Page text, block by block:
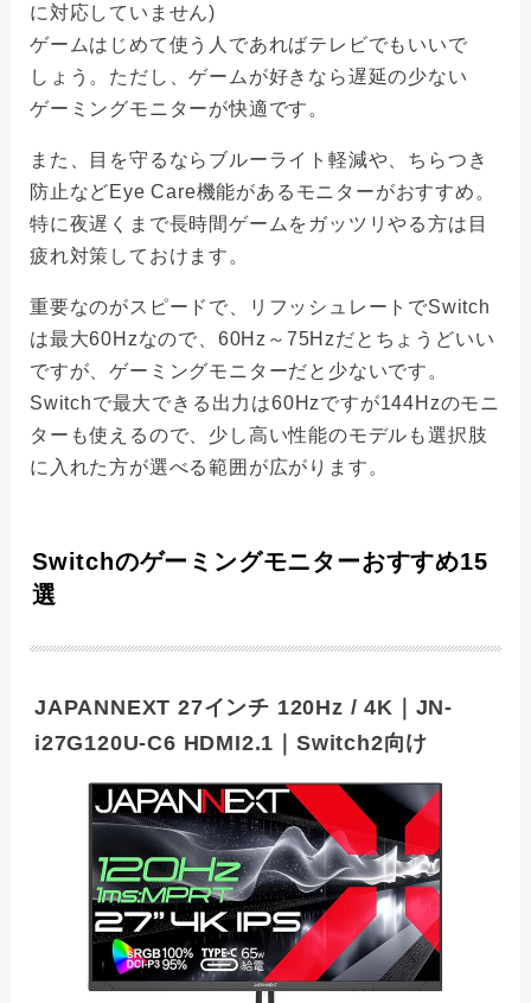
に対応していません)
ゲームはじめて使う人であればテレビでもいいで
しょう。ただし、ゲームが好きなら遅延の少ない
ゲーミングモニターが快適です。
また、目を守るならブルーライト軽減や、ちらつき
防止などEye Care機能があるモニターがおすすめ。
特に夜遅くまで長時間ゲームをガッツリやる方は目
疲れ対策しておけます。
重要なのがスピードで、リフッシュレートでSwitch
は最大60Hzなので、60Hz～75Hzだとちょうどいい
ですが、ゲーミングモニターだと少ないです。
Switchで最大できる出力は60Hzですが144Hzのモニ
ターも使えるので、少し高い性能のモデルも選択肢
に入れた方が選べる範囲が広がります。
Switchのゲーミングモニターおすすめ15
選
JAPANNEXT 27インチ 120Hz / 4K｜JN-
i27G120U-C6 HDMI2.1｜Switch2向け